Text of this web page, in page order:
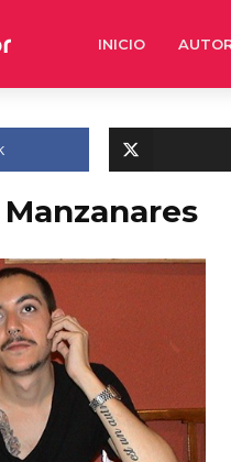
INICIO